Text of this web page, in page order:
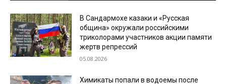
В Сандармохе казаки и «Русская
община» окружали российскими
триколорами участников акции памяти
жертв репрессий
05.08.2026
Химикаты попали в водоемы после